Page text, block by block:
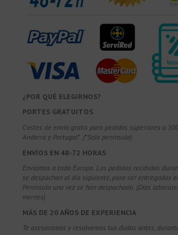
¿POR QUÉ ELEGIRNOS?
PORTES GRATUITOS
Costes de envío gratis para pedidos superiores a
Andorra y Portugal*. (*Solo península)
ENVÍOS EN 48-72 HORAS
Enviamos a toda Europa. Los pedidos recibidos
se despachan al día siguiente, para ser entregados
Península una vez se han despachado. (Días
viernes)
MÁS DE 20 AÑOS DE EXPERIENCIA
Te asesoramos y resolvemos tus dudas antes,